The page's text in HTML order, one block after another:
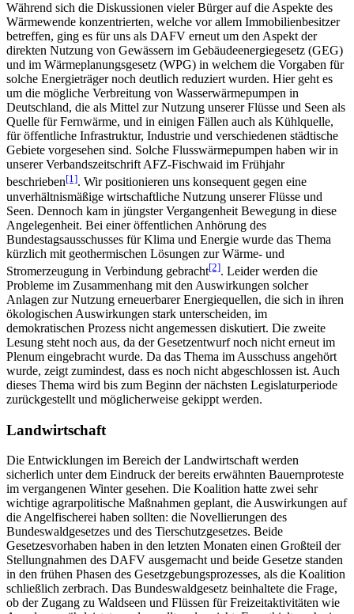
Während sich die Diskussionen vieler Bürger auf die Aspekte des
Wärmewende konzentrierten, welche vor allem Immobilienbesitzer
betreffen, ging es für uns als DAFV erneut um den Aspekt der
direkten Nutzung von Gewässern im Gebäudeenergiegesetz (GEG)
und im Wärmeplanungsgesetz (WPG) in welchem die Vorgaben für
solche Energieträger noch deutlich reduziert wurden. Hier geht es
um die mögliche Verbreitung von Wasserwärmepumpen in
Deutschland, die als Mittel zur Nutzung unserer Flüsse und Seen als
Quelle für Fernwärme, und in einigen Fällen auch als Kühlquelle,
für öffentliche Infrastruktur, Industrie und verschiedenen städtische
Gebiete vorgesehen sind. Solche Flusswärmepumpen haben wir in
unserer Verbandszeitschrift AFZ-Fischwaid im Frühjahr
beschrieben[1]. Wir positionieren uns konsequent gegen eine
unverhältnismäßige wirtschaftliche Nutzung unserer Flüsse und
Seen. Dennoch kam in jüngster Vergangenheit Bewegung in diese
Angelegenheit. Bei einer öffentlichen Anhörung des
Bundestagsausschusses für Klima und Energie wurde das Thema
kürzlich mit geothermischen Lösungen zur Wärme- und
Stromerzeugung in Verbindung gebracht[2]. Leider werden die
Probleme im Zusammenhang mit den Auswirkungen solcher
Anlagen zur Nutzung erneuerbarer Energiequellen, die sich in ihren
ökologischen Auswirkungen stark unterscheiden, im
demokratischen Prozess nicht angemessen diskutiert. Die zweite
Lesung steht noch aus, da der Gesetzentwurf noch nicht erneut im
Plenum eingebracht wurde. Da das Thema im Ausschuss angehört
wurde, zeigt zumindest, dass es noch nicht abgeschlossen ist. Auch
dieses Thema wird bis zum Beginn der nächsten Legislaturperiode
zurückgestellt und möglicherweise gekippt werden.
Landwirtschaft
Die Entwicklungen im Bereich der Landwirtschaft werden
sicherlich unter dem Eindruck der bereits erwähnten Bauernproteste
im vergangenen Winter gesehen. Die Koalition hatte zwei sehr
wichtige agrarpolitische Maßnahmen geplant, die Auswirkungen auf
die Angelfischerei haben sollten: die Novellierungen des
Bundeswaldgesetzes und des Tierschutzgesetzes. Beide
Gesetzesvorhaben haben in den letzten Monaten einen Großteil der
Stellungnahmen des DAFV ausgemacht und beide Gesetze standen
in den frühen Phasen des Gesetzgebungsprozesses, als die Koalition
schließlich zerbrach. Das Bundeswaldgesetz beinhaltete die Frage,
ob der Zugang zu Waldseen und Flüssen für Freizeitaktivitäten wie